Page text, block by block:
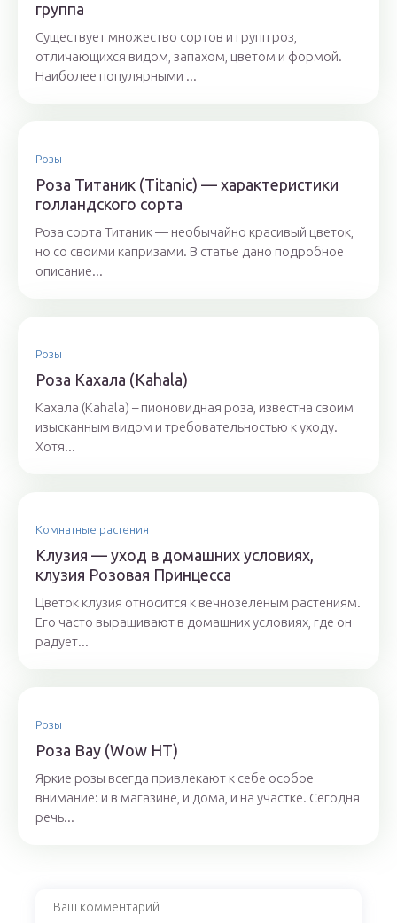
группа
Существует множество сортов и групп роз,
отличающихся видом, запахом, цветом и формой.
Наиболее популярными ...
Розы
Роза Титаник (Titanic) — характеристики
голландского сорта
Роза сорта Титаник — необычайно красивый цветок,
но со своими капризами. В статье дано подробное
описание...
Розы
Роза Кахала (Kahala)
Кахала (Kahala) – пионовидная роза, известна своим
изысканным видом и требовательностью к уходу.
Хотя...
Комнатные растения
Клузия — уход в домашних условиях,
клузия Розовая Принцесса
Цветок клузия относится к вечнозеленым растениям.
Его часто выращивают в домашних условиях, где он
радует...
Розы
Роза Вау (Wow НТ)
Яркие розы всегда привлекают к себе особое
внимание: и в магазине, и дома, и на участке. Сегодня
речь...